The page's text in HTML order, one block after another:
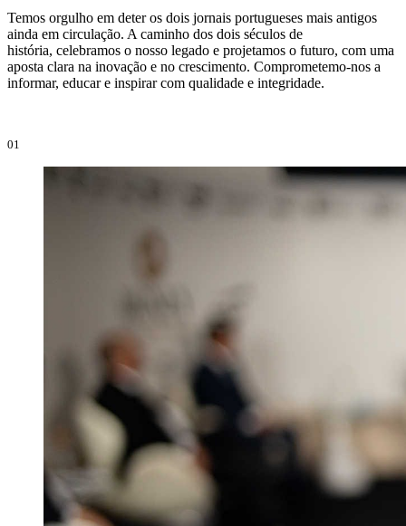
Temos orgulho em deter os dois jornais portugueses mais antigos
ainda em circulação. A caminho dos dois séculos de
história, celebramos o nosso legado e projetamos o futuro, com uma
aposta clara na inovação e no crescimento. Comprometemo-nos a
informar, educar e inspirar com qualidade e integridade.
01